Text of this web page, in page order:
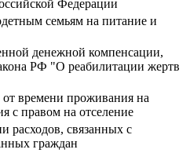
Федерации
семьям на питание и
денежной компенсации,
РФ "О реабилитации жертв
времени проживания на
с правом на отселение
расходов, связанных с
граждан